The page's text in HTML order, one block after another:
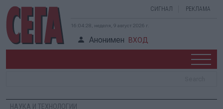
СИГНАЛ РЕКЛАМА
16:04:28, неделя, 9 август 2026 г.
Анонимен ВХОД
НАУКА И ТЕХНОЛОГИИ